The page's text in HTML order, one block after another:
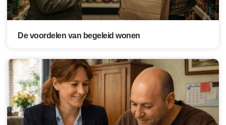
De voordelen van begeleid wonen